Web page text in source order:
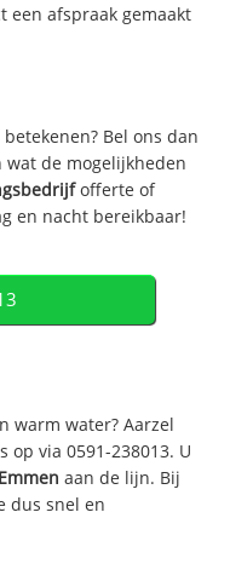
een afspraak gemaakt
Bel ons dan
wat de mogelijkheden
offerte of
en nacht bereikbaar!
warm water? Aarzel
via 0591-238013. U
Emmen aan de lijn. Bij
dus snel en